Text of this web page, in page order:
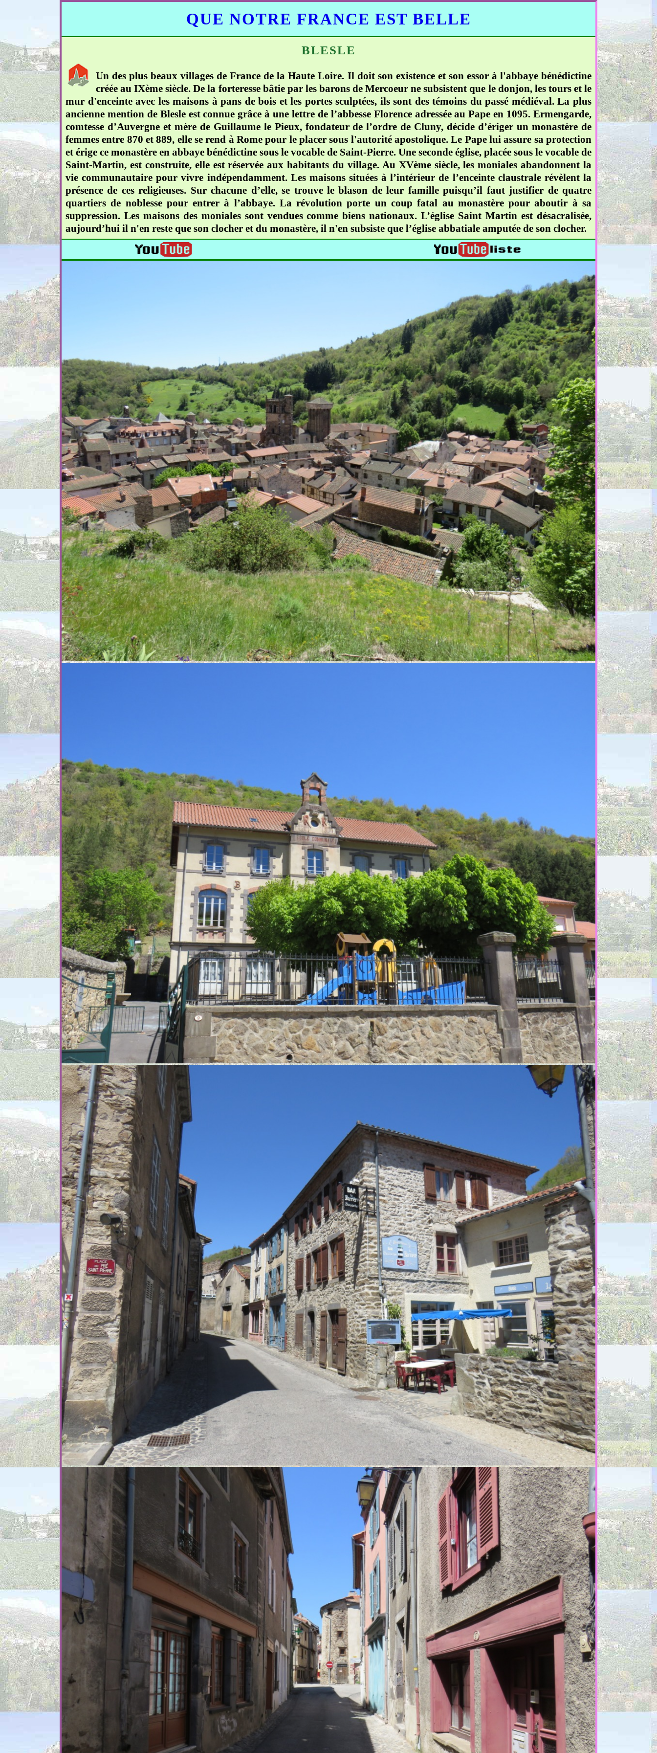
QUE NOTRE FRANCE EST BELLE
BLESLE
Un des plus beaux villages de France de la Haute Loire. Il doit son existence et son essor à l'abbaye bénédictine
créée au IXème siècle. De la forteresse bâtie par les barons de Mercoeur ne subsistent que le donjon, les tours et le
mur d'enceinte avec les maisons à pans de bois et les portes sculptées, ils sont des témoins du passé médiéval. La plus
ancienne mention de Blesle est connue grâce à une lettre de l’abbesse Florence adressée au Pape en 1095. Ermengarde,
comtesse d’Auvergne et mère de Guillaume le Pieux, fondateur de l’ordre de Cluny, décide d’ériger un monastère de
femmes entre 870 et 889, elle se rend à Rome pour le placer sous l'autorité apostolique. Le Pape lui assure sa protection
et érige ce monastère en abbaye bénédictine sous le vocable de Saint-Pierre. Une seconde église, placée sous le vocable de
Saint-Martin, est construite, elle est réservée aux habitants du village. Au XVème siècle, les moniales abandonnent la
vie communautaire pour vivre indépendamment. Les maisons situées à l’intérieur de l’enceinte claustrale révèlent la
présence de ces religieuses. Sur chacune d’elle, se trouve le blason de leur famille puisqu’il faut justifier de quatre
quartiers de noblesse pour entrer à l’abbaye. La révolution porte un coup fatal au monastère pour aboutir à sa
suppression. Les maisons des moniales sont vendues comme biens nationaux. L’église Saint Martin est désacralisée,
aujourd’hui il n'en reste que son clocher et du monastère, il n'en subsiste que l’église abbatiale amputée de son clocher.